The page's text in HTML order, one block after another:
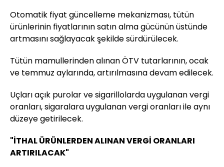
Otomatik fiyat güncelleme mekanizması, tütün
ürünlerinin fiyatlarının satın alma gücünün üstünde
artmasını sağlayacak şekilde sürdürülecek.
Tütün mamullerinden alınan ÖTV tutarlarının, ocak
ve temmuz aylarında, artırılmasına devam edilecek.
Uçları açık purolar ve sigarillolarda uygulanan vergi
oranları, sigaralara uygulanan vergi oranları ile aynı
düzeye getirilecek.
"İTHAL ÜRÜNLERDEN ALINAN VERGİ ORANLARI
ARTIRILACAK"